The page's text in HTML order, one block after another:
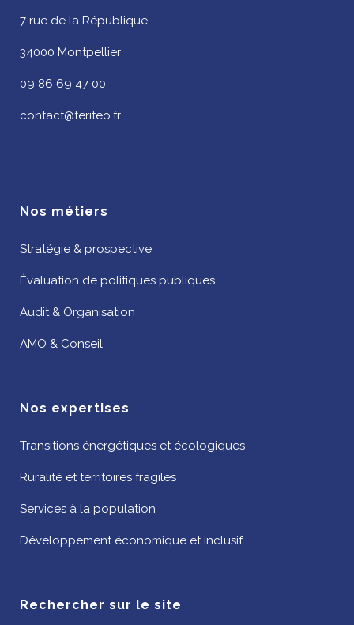
7 rue de la République
34000 Montpellier
09 86 69 47 00
contact@teriteo.fr
Nos métiers
Stratégie & prospective
Évaluation de politiques publiques
Audit & Organisation
AMO & Conseil
Nos expertises
Transitions énergétiques et écologiques
Ruralité et territoires fragiles
Services à la population
Développement économique et inclusif
Rechercher sur le site